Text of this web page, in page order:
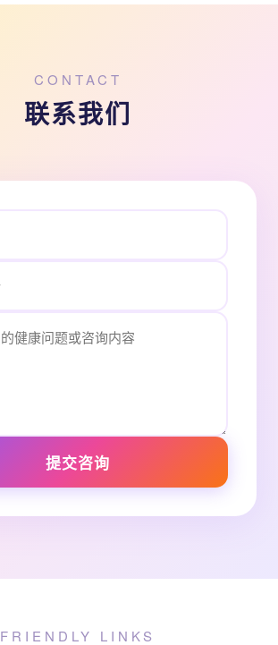
CONTACT
联系我们
提交咨询
FRIENDLY LINKS